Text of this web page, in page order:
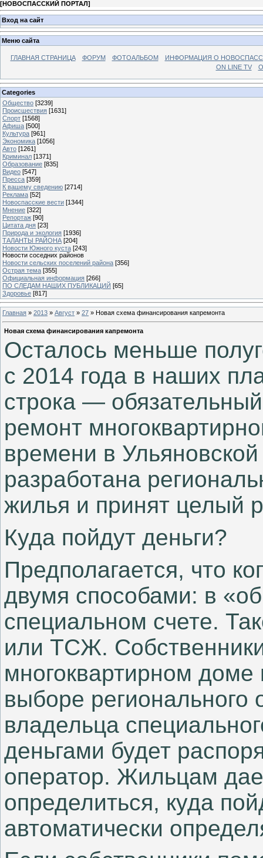
[НОВОСПАССКИЙ ПОРТАЛ]
Вход на сайт
Меню сайта
ГЛАВНАЯ СТРАНИЦА ФОРУМ ФОТОАЛЬБОМ
ИНФОРМАЦИЯ О
ON LINE TV
Categories
Общество [3239]
Происшествия [1631]
Спорт [1568]
Афиша [500]
Культура [961]
Экономика [1056]
Авто [1261]
Криминал [1371]
Образование [835]
Видео [547]
Пресса [359]
К вашему сведению [2714]
Реклама [52]
Новоспасские вести [1344]
Мнение [322]
Репортаж [90]
Цитата дня [23]
Природа и экология [1936]
ТАЛАНТЫ РАЙОНА [204]
Новости Южного куста [243]
Новости соседних районов
Новости сельских поселений района [356]
Острая тема [355]
Официальная информация [266]
ПО СЛЕДАМ НАШИХ ПУБЛИКАЦИЙ [65]
Здоровье [817]
Главная » 2013 » Август » 27 » Новая схема финансирования капремонта
Новая схема финансирования капремонта
Осталось меньше
с 2014 года в наших
строка —
ремонт
времени в
разработана
жилья и принят целый
Куда пойдут деньги?
Предполагается, что
двумя способами: в
специальном счете.
или ТСЖ.
многоквартирном
выборе регионального
владельца
деньгами будет
оператор. Жильцам
определиться, куда
автоматически